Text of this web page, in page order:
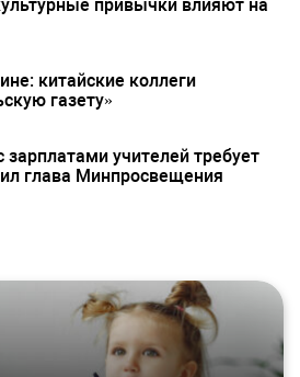
привычки влияют на
китайские коллеги
газету»
учителей требует
глава Минпросвещения